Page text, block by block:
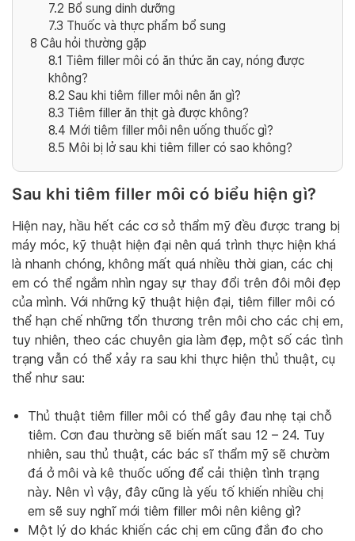
7.2 Bổ sung dinh dưỡng
7.3 Thuốc và thực phẩm bổ sung
8 Câu hỏi thường gặp
8.1 Tiêm filler môi có ăn thức ăn cay, nóng được
không?
8.2 Sau khi tiêm filler môi nên ăn gì?
8.3 Tiêm filler ăn thịt gà được không?
8.4 Mới tiêm filler môi nên uống thuốc gì?
8.5 Môi bị lở sau khi tiêm filler có sao không?
Sau khi tiêm filler môi có biểu hiện gì?
Hiện nay, hầu hết các cơ sở thẩm mỹ đều được trang bị
máy móc, kỹ thuật hiện đại nên quá trình thực hiện khá
là nhanh chóng, không mất quá nhiều thời gian, các chị
em có thể ngắm nhìn ngay sự thay đổi trên đôi môi đẹp
của mình. Với những kỹ thuật hiện đại, tiêm filler môi có
thể hạn chế những tổn thương trên môi cho các chị em,
tuy nhiên, theo các chuyên gia làm đẹp, một số các tình
trạng vẫn có thể xảy ra sau khi thực hiện thủ thuật, cụ
thể như sau:
Thủ thuật tiêm filler môi có thể gây đau nhẹ tại chỗ
tiêm. Cơn đau thường sẽ biến mất sau 12 – 24. Tuy
nhiên, sau thủ thuật, các bác sĩ thẩm mỹ sẽ chườm
đá ở môi và kê thuốc uống để cải thiện tình trạng
này. Nên vì vậy, đây cũng là yếu tố khiến nhiều chị
em sẽ suy nghĩ mới tiêm filler môi nên kiêng gì?
Một lý do khác khiến các chị em cũng đắn đo cho